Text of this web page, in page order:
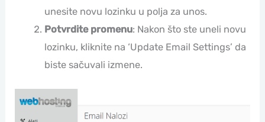
unesite novu lozinku u polja za unos.
Potvrdite promenu: Nakon što ste uneli novu
lozinku, kliknite na ‘Update Email Settings’ da
biste sačuvali izmene.